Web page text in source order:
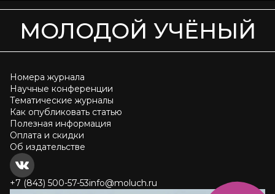
МОЛОДОЙ УЧЁНЫЙ
Номера журнала
Научные конференции
Тематические журналы
Как опубликовать статью
Полезная информация
Оплата и скидки
Об издательстве
+7 (843) 500-57-53info@moluch.ru